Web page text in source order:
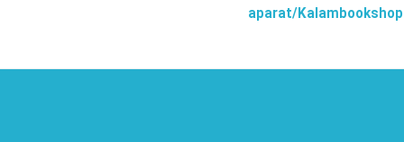
aparat/Kalambookshop